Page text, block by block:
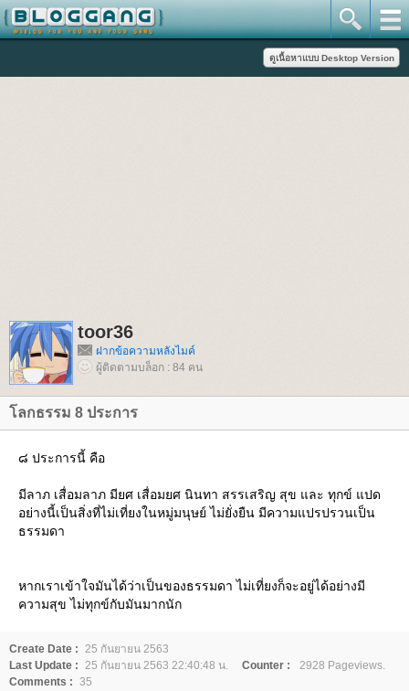
toor36
ฝากข้อความหลังไมค์
ผู้ติดตามบล็อก : 84 คน
ลกธรรม 8 ประการ
๘ ประการนี้ คือ
มีลาภ เสื่อมลาภ มียศ เสื่อมยศ นินทา สรรเสริญ สุข และ ทุกข์ แปด
อย่างนี้เป็นสิ่งที่ไม่เที่ยงในหมู่มนุษย์ ไม่ยั่งยืน มีความแปรปรวนเป็น
ธรรมดา
หากเราเข้าใจมันได้ว่าเป็นของธรรมดา ไม่เที่ยงก็จะอยู่ได้อย่างมี
ความสุข ไม่ทุกข์กับมันมากนัก
Create Date : 25 กันยายน 2563
Last Update : 25 กันยายน 2563 22:40:48 น. Counter :
2928 Pageviews.
Comments : 35